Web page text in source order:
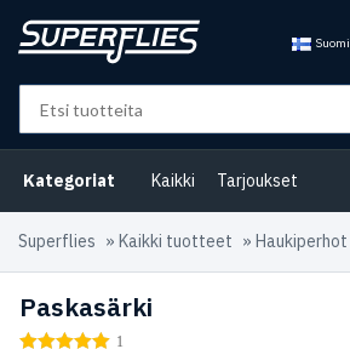
Suomi
Kategoriat Kaikki Tarjoukset
Superflies » Kaikki tuotteet » Haukiperhot
Paskasärki
1